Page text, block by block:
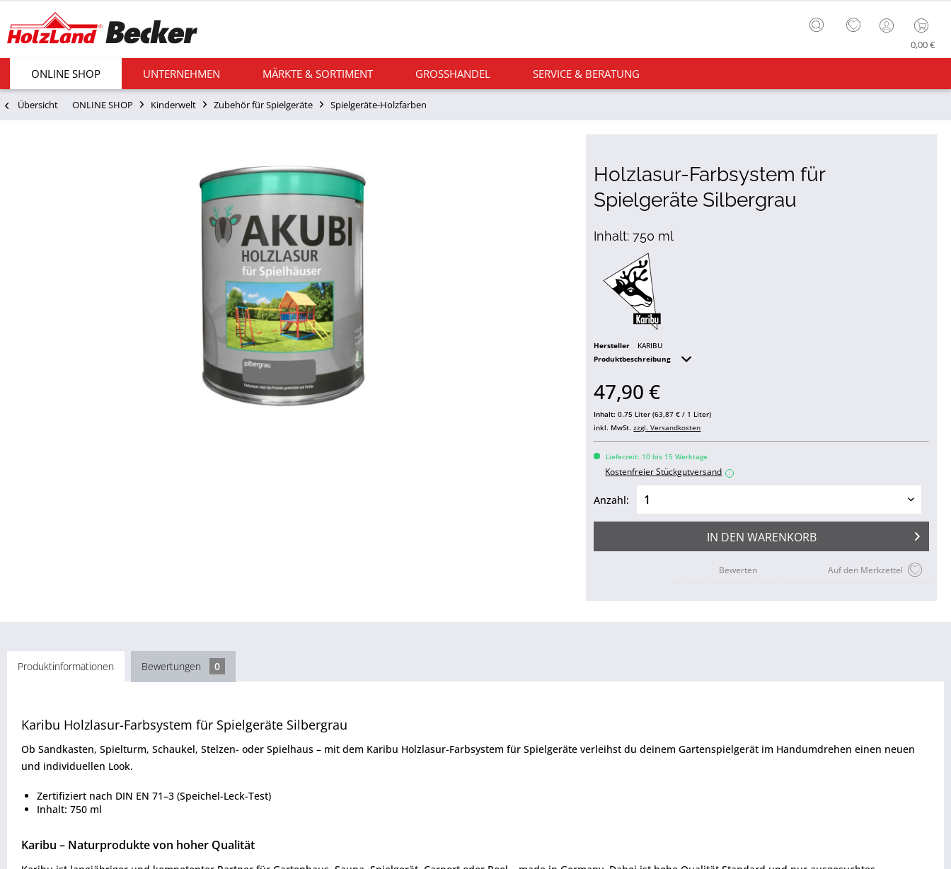
0,00 €
ONLINE SHOP UNTERNEHMEN MÄRKTE & SORTIMENT GROSSHANDEL SERVICE & BERATUNG
Übersicht ONLINE SHOP Kinderwelt Zubehör für Spielgeräte Spielgeräte-Holzfarben
Holzlasur-Farbsystem für
Spielgeräte Silbergrau
Inhalt: 750 ml
Hersteller
KARIBU
Produktbeschreibung
47,90 €
Inhalt:0.75 Liter (63,87 € / 1 Liter)
inkl. MwSt.zzgl. Versandkosten
Lieferzeit: 10 bis 15 Werktage
Kostenfreier Stückgutversand i
Anzahl:
IN DEN WARENKORB
Auf den Merkzettel
Bewerten
Produktinformationen Bewertungen 0
Karibu Holzlasur-Farbsystem für Spielgeräte Silbergrau
Ob Sandkasten, Spielturm, Schaukel, Stelzen- oder Spielhaus – mit dem Karibu Holzlasur-Farbsystem für Spielgeräte verleihst du deinem Gartenspielgerät im Handumdrehen einen neuen
und individuellen Look.
Zertifiziert nach DIN EN 71–3 (Speichel-Leck-Test)
Inhalt: 750 ml
Karibu – Naturprodukte von hoher Qualität